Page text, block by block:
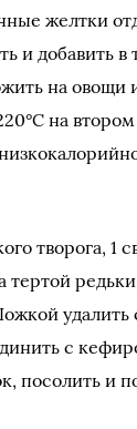
желтки
и добавить
на овощи
на
творога, 1
тертой
с
посолить и